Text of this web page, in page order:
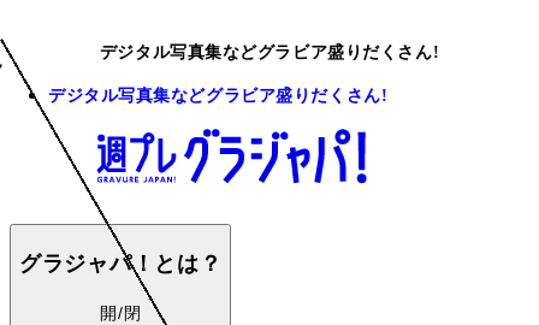
デジタル写真集などグラビア盛りだくさん!
デジタル写真集などグラビア盛りだくさん!
グラジャパ！とは？
開/閉